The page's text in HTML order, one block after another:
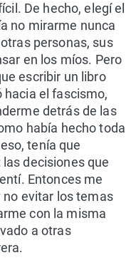
De hecho, elegí el
no mirarme nunca
personas, sus
en los míos. Pero
escribir un libro
hacia el fascismo,
detrás de las
había hecho toda
tenía que
decisiones que
Entonces me
no evitar los temas
con la misma
a otras